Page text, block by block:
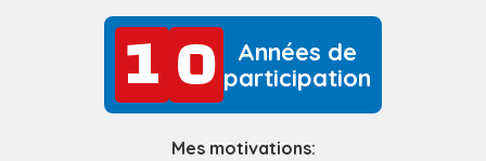
1
10
0
Années de
participation
Mes motivations: